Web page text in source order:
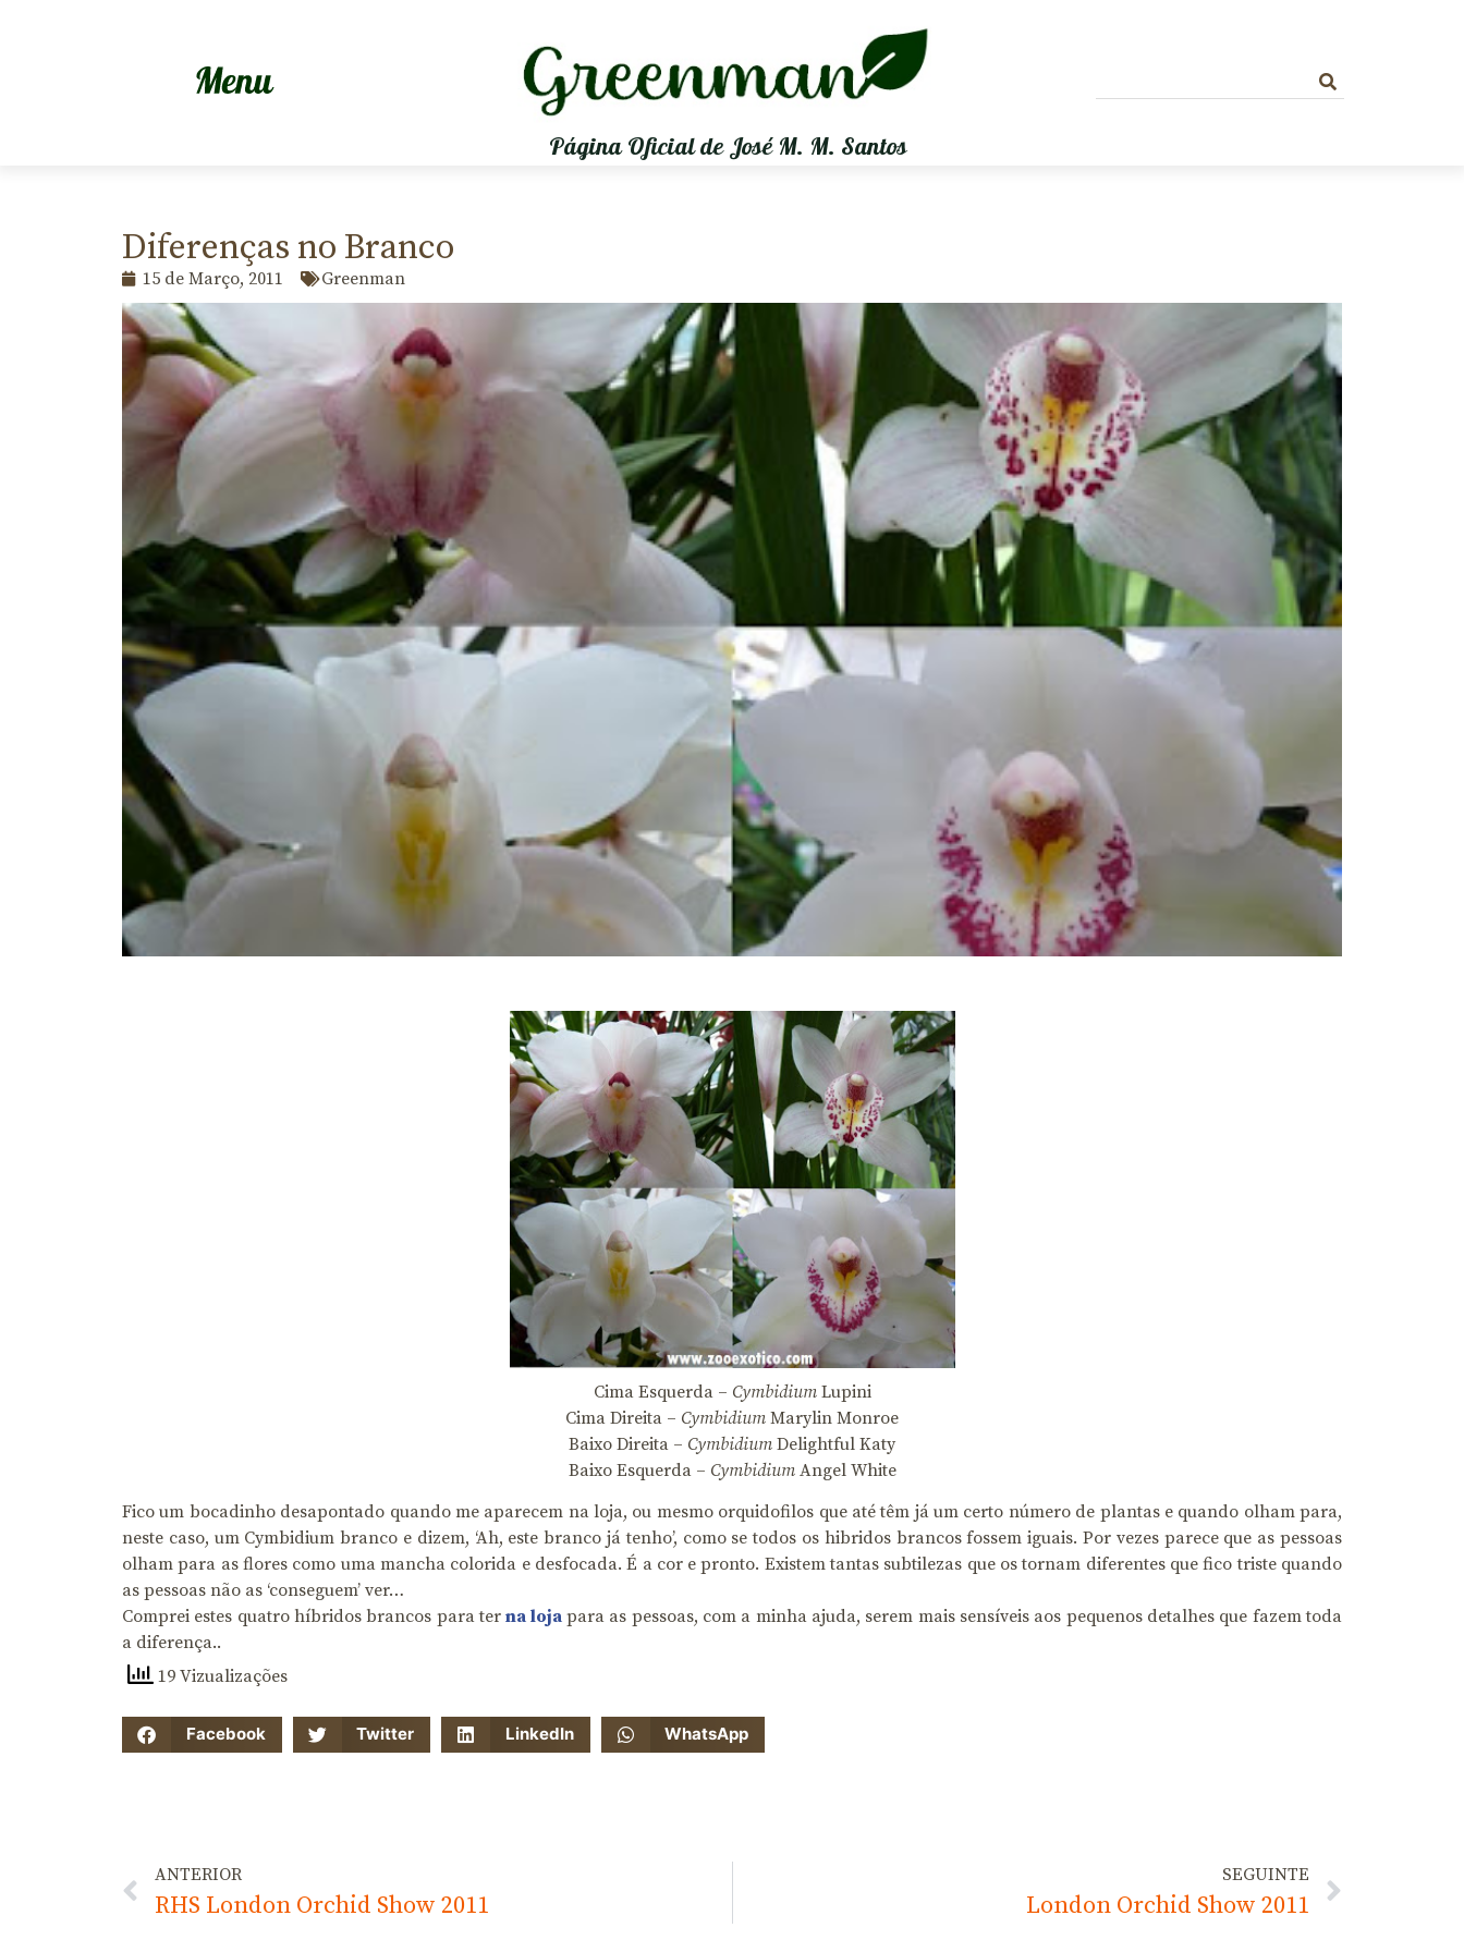
Página Oficial de José M. M. Santos
Diferenças no Branco
15 de Março, 2011 Greenman
Cima Esquerda – CymbidiumLupini
Cima Direita – Cymbidium Marylin Monroe
Baixo Direita – Cymbidium Delightful Katy
Baixo Esquerda – CymbidiumAngel White
Fico um bocadinho desapontado quando me aparecem na loja, ou mesmo orquidofilos que até têm já um certo número de plantas e quando olham para,
neste caso, um Cymbidium branco e dizem, ‘Ah, este branco já tenho’, como se todos os hibridos brancos fossem iguais. Por vezes parece que as pessoas
olham para as flores como uma mancha colorida e desfocada. É a cor e pronto. Existem tantas subtilezas que os tornam diferentes que fico triste quando
as pessoas não as ‘conseguem’ ver…
Comprei estes quatro híbridos brancos para terna lojapara as pessoas, com a minha ajuda, serem mais sensíveis aos pequenos detalhes que fazem toda
a diferença..
19 Vizualizações
Facebook Twitter LinkedIn WhatsApp
ANTERIOR
RHS London Orchid Show 2011
SEGUINTE
London Orchid Show 2011